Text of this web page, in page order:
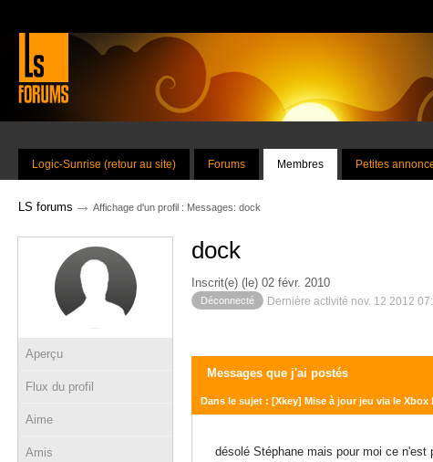
Logic-Sunrise (retour au site) Forums Membres Petites
LS forums → Affichage d'un profil : Messages: dock
Aperçu
Flux du profil
Aime
Amis
dock
Inscrit(e) (le) 02 févr. 2010
Déconnecté Dernière activité nov. 12 2012
Messages que j'ai postés
Dans le sujet : [Xkey] Mise à jour jeu via le Xbox
désolé Stéphane mais pour moi ce